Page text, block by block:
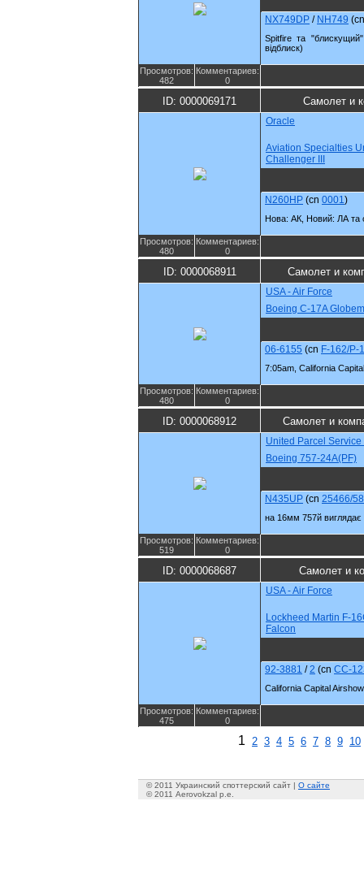
NX749DP / NH749
Spitfire та "блискущий"
відблиск)
Просмотров:
482
Комментариев:
0
ID: 0000069171 Самолет и
Oracle
Aviation Specialties
Challenger III
N260HP (cn 0001)
Нова: АК, Новий: ЛА та
Просмотров:
480
Комментариев:
0
ID: 0000068911 Самолет и
USA - Air Force
Boeing C-17A
06-6155 (cn F-162/P-
7:05am, California
Просмотров:
480
Комментариев:
0
ID: 0000068912 Самолет и
United Parcel Service
Boeing 757-24A(PF)
N435UP (cn 25466/
на 16мм 757й виглядає
Просмотров:
519
Комментариев:
0
ID: 0000068687 Самолет и
USA - Air Force
Lockheed Martin F-
Falcon
92-3881 /2 (cn CC-
California Capital
Просмотров:
475
Комментариев:
0
1 2 3 4 5 6 7 8 9 10
© 2011 Украинский споттерский сайт | О сайте
© 2011 Aerovokzal p.e.